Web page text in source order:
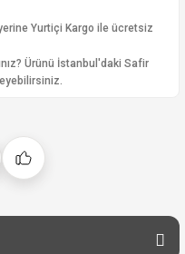
Yurtiçi Kargo ile ücretsiz
Ürünü İstanbul'daki Safir